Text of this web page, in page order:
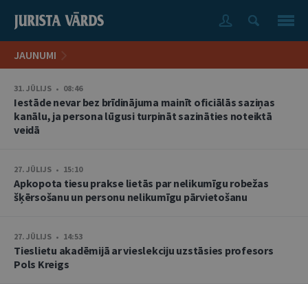
JAUNUMI
31. JŪLIJS • 08:46
Iestāde nevar bez brīdinājuma mainīt oficiālās saziņas
kanālu, ja persona lūgusi turpināt sazināties noteiktā
veidā
27. JŪLIJS • 15:10
Apkopota tiesu prakse lietās par nelikumīgu robežas
šķērsošanu un personu nelikumīgu pārvietošanu
27. JŪLIJS • 14:53
Tieslietu akadēmijā ar vieslekciju uzstāsies profesors
Pols Kreigs